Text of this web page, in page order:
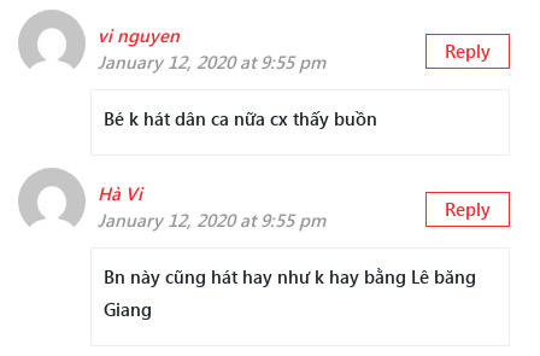
vi nguyen
January 12, 2020 at 9:55 pm
Reply
Bé k hát dân ca nữa cx thấy buồn
Hà Vi
January 12, 2020 at 9:55 pm
Reply
Bn này cũng hát hay như k hay bằng Lê băng
Giang